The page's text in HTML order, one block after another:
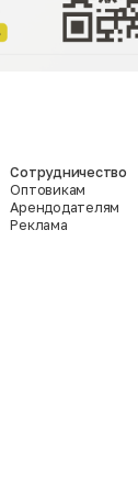
Сотрудничество
Оптовикам
Арендодателям
Реклама